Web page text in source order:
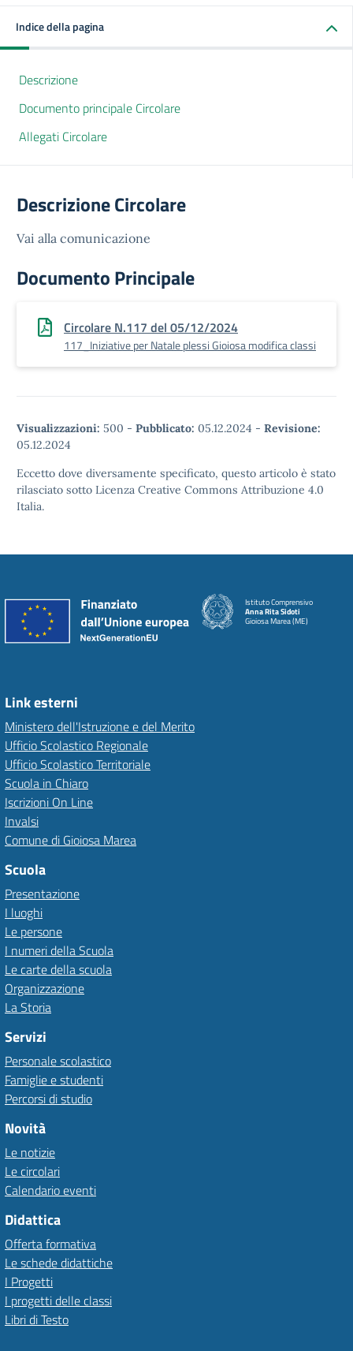
Indice della pagina
Descrizione
Documento principale Circolare
Allegati Circolare
Descrizione Circolare
Vai alla comunicazione
Documento Principale
Circolare N.117 del 05/12/2024
117_Iniziative per Natale plessi Gioiosa modifica classi
Visualizzazioni: 500 - Pubblicato: 05.12.2024 - Revisione:
05.12.2024
Eccetto dove diversamente specificato, questo articolo è stato
rilasciato sotto Licenza Creative Commons Attribuzione 4.0
Italia.
Istituto Comprensivo
Anna Rita Sidoti
Gioiosa Marea (ME)
Link esterni
Ministero dell'Istruzione e del Merito
Ufficio Scolastico Regionale
Ufficio Scolastico Territoriale
Scuola in Chiaro
Iscrizioni On Line
Invalsi
Comune di Gioiosa Marea
Scuola
Presentazione
I luoghi
Le persone
I numeri della Scuola
Le carte della scuola
Organizzazione
La Storia
Servizi
Personale scolastico
Famiglie e studenti
Percorsi di studio
Novità
Le notizie
Le circolari
Calendario eventi
Didattica
Offerta formativa
Le schede didattiche
I Progetti
I progetti delle classi
Libri di Testo